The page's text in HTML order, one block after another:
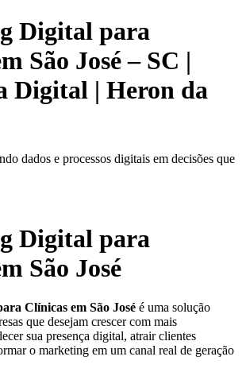
Digital para
São José – SC |
Digital | Heron da
dados e processos digitais em decisões que
Digital para
São José
Clínicas em São José é uma solução
que desejam crescer com mais
sua presença digital, atrair clientes
o marketing em um canal real de geração